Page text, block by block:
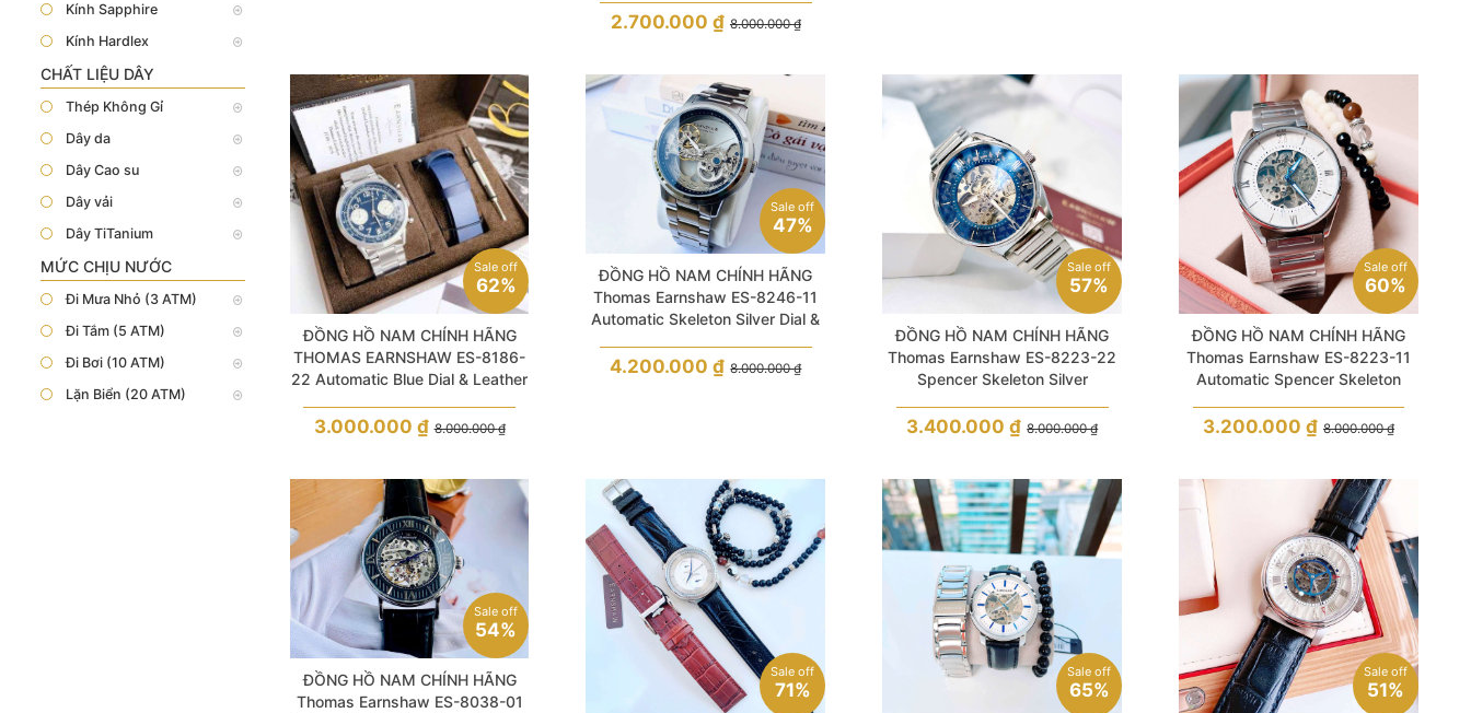
Kính Sapphire
Kính Hardlex
CHẤT LIỆU DÂY
Thép Không Gỉ
Dây da
Dây Cao su
Dây vải
Dây TiTanium
MỨC CHỊU NƯỚC
Đi Mưa Nhỏ (3 ATM)
Đi Tắm (5 ATM)
Đi Bơi (10 ATM)
Lặn Biển (20 ATM)
8.000.000₫
2.700.000 ₫
Sale off
62%
ĐỒNG HỒ NAM CHÍNH HÃNG
THOMAS EARNSHAW ES-8186-
22 Automatic Blue Dial & Leather
8.000.000₫
3.000.000 ₫
Sale off
47%
ĐỒNG HỒ NAM CHÍNH HÃNG
Thomas Earnshaw ES-8246-11
Automatic Skeleton Silver Dial &
8.000.000₫
4.200.000₫
Sale off
57%
ĐỒNG HỒ NAM CHÍNH HÃNG
Thomas Earnshaw ES-8223-22
Spencer Skeleton Silver
8.000.000₫
3.400.000₫
Sale off
60%
ĐỒNG HỒ NAM CHÍNH HÃNG
Thomas Earnshaw ES-8223-11
Automatic Spencer Skeleton
8.000.000₫
3.200.000₫
Sale off
54%
ĐỒNG HỒ NAM CHÍNH HÃNG
Thomas Earnshaw ES-8038-01
Sale off
71%
Sale off
65%
Sale off
51%